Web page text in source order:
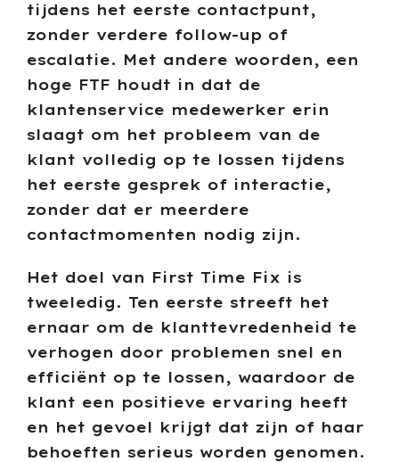
tijdens het eerste contactpunt,
zonder verdere follow-up of
escalatie. Met andere woorden, een
hoge FTF houdt in dat de
klantenservice medewerker erin
slaagt om het probleem van de
klant volledig op te lossen tijdens
het eerste gesprek of interactie,
zonder dat er meerdere
contactmomenten nodig zijn.
Het doel van First Time Fix is
tweeledig. Ten eerste streeft het
ernaar om de klanttevredenheid te
verhogen door problemen snel en
efficiënt op te lossen, waardoor de
klant een positieve ervaring heeft
en het gevoel krijgt dat zijn of haar
behoeften serieus worden genomen.